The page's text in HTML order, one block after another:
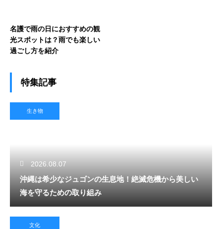
名護で雨の日におすすめの観
光スポットは？雨でも楽しい
過ごし方を紹介
特集記事
生き物
2026.08.07
沖縄は希少なジュゴンの生息地！絶滅危機から美しい
海を守るための取り組み
文化